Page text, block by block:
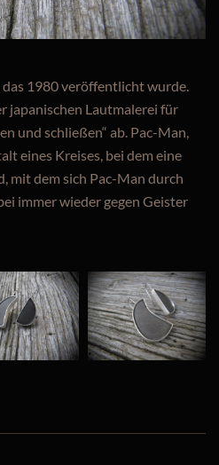
1980 veröffentlicht wurde.
japanischen Lautmalerei für
und schließen“ ab. Pac-Man,
eines Kreises, bei dem eine
mit dem sich Pac-Man durch
immer wieder gegen Geister